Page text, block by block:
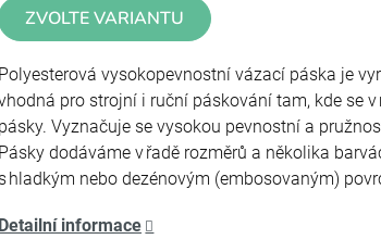
ZVOLTE VARIANTU
Polyesterová vysokopevnostní vázací páska je
á pro strojní i ruční páskování tam, kde se
pásky. Vyznačuje se vysokou pevnostní a
Pásky dodáváme v řadě rozměrů a několika
s hladkým nebo dezénovým (embosovaným)
Detailní informace